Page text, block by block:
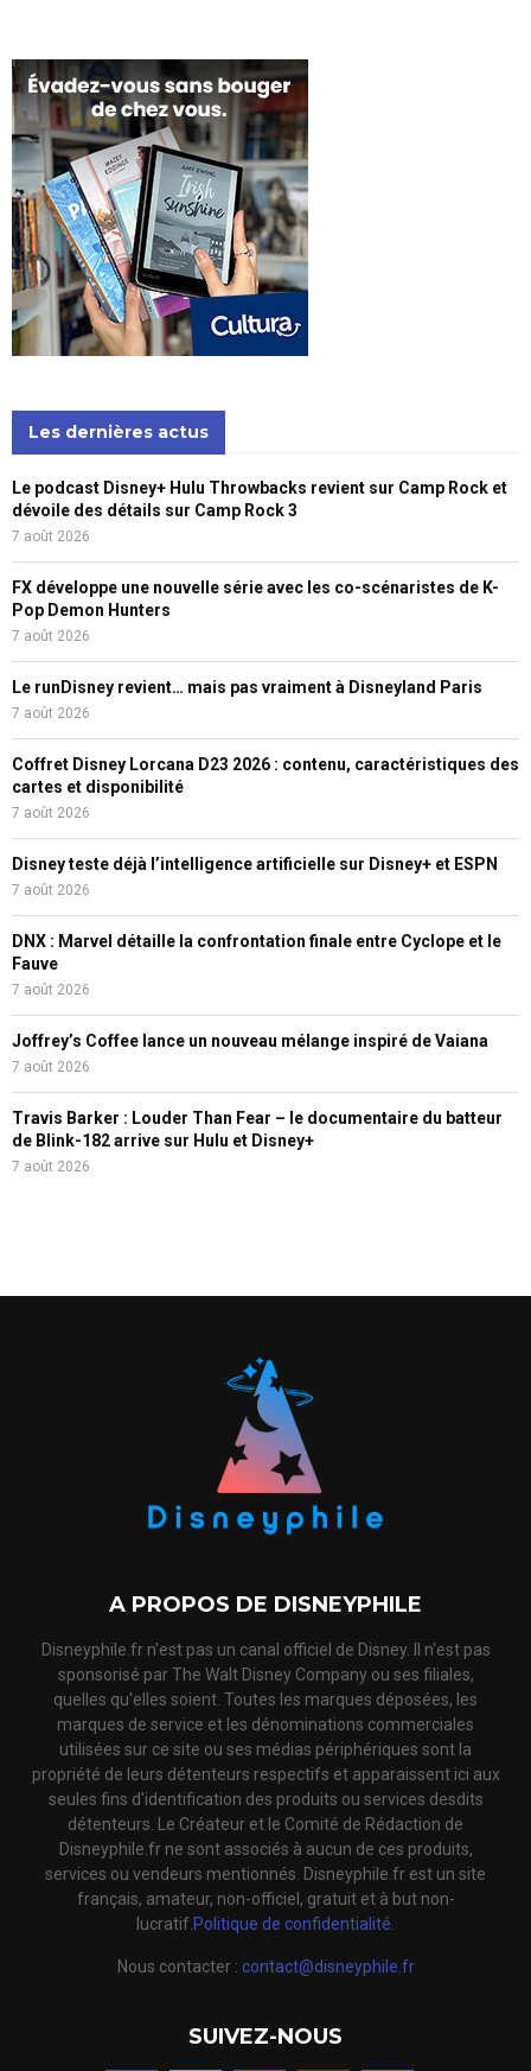
Les dernières actus
Le podcast Disney+ Hulu Throwbacks revient sur Camp Rock et
dévoile des détails sur Camp Rock 3
7 août 2026
FX développe une nouvelle série avec les co-scénaristes de K-
Pop Demon Hunters
7 août 2026
Le runDisney revient… mais pas vraiment à Disneyland Paris
7 août 2026
Coffret Disney Lorcana D23 2026 : contenu, caractéristiques des
cartes et disponibilité
7 août 2026
Disney teste déjà l’intelligence artificielle sur Disney+ et ESPN
7 août 2026
DNX : Marvel détaille la confrontation finale entre Cyclope et le
Fauve
7 août 2026
Joffrey’s Coffee lance un nouveau mélange inspiré de Vaiana
7 août 2026
Travis Barker : Louder Than Fear – le documentaire du batteur
de Blink-182 arrive sur Hulu et Disney+
7 août 2026
A PROPOS DE DISNEYPHILE
Disneyphile.fr n'est pas un canal officiel de Disney. Il n'est pas
sponsorisé par The Walt Disney Company ou ses filiales,
quelles qu'elles soient. Toutes les marques déposées, les
marques de service et les dénominations commerciales
utilisées sur ce site ou ses médias périphériques sont la
propriété de leurs détenteurs respectifs et apparaissent ici aux
seules fins d'identification des produits ou services desdits
détenteurs. Le Créateur et le Comité de Rédaction de
Disneyphile.fr ne sont associés à aucun de ces produits,
services ou vendeurs mentionnés. Disneyphile.fr est un site
français, amateur, non-officiel, gratuit et à but non-
lucratif. Politique de confidentialité.
Nous contacter : contact@disneyphile.fr
SUIVEZ-NOUS